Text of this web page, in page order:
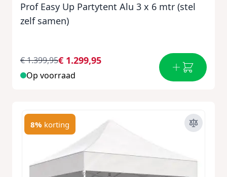
Prof Easy Up Partytent Alu 3 x 6 mtr (stel
zelf samen)
€ 1.299,95
€ 1.399,95
Op voorraad
8% korting